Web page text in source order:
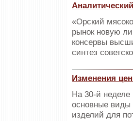
«Орский
рынок новую
консервы
синтез
Изменения
На 30-й
основные виды
изделий для